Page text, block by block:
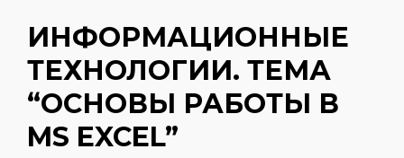
ИНФОРМАЦИОННЫЕ
ТЕХНОЛОГИИ. ТЕМА
“ОСНОВЫ РАБОТЫ В
MS EXCEL”